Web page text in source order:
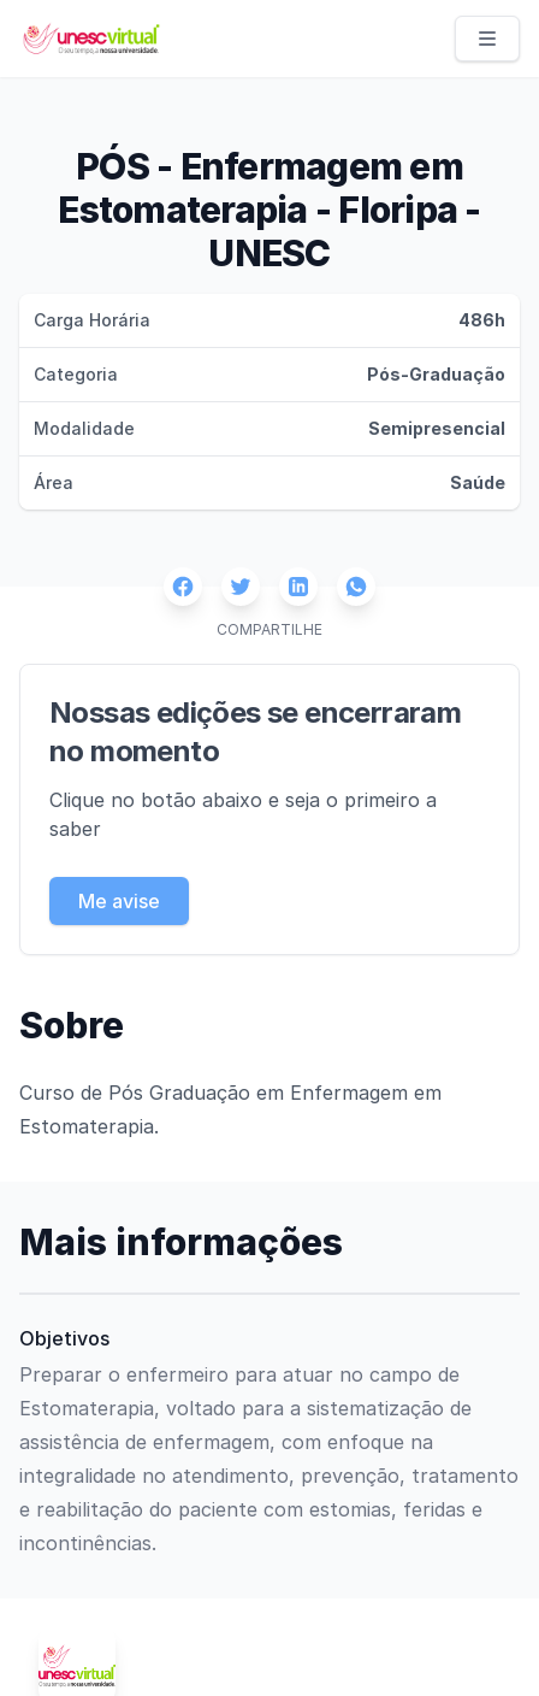
UNESC VIRTUAL
PÓS - Enfermagem em
Estomaterapia - Floripa -
UNESC
Carga Horária 486h
Categoria Pós-Graduação
Modalidade Semipresencial
Área Saúde
FacebookTwitterLinkedinWhatsapp
COMPARTILHE
Nossas edições se encerraram
no momento
Clique no botão abaixo e seja o primeiro a
saber
Me avise
Sobre
Curso de Pós Graduação em Enfermagem em
Estomaterapia.
Mais informações
Objetivos
Preparar o enfermeiro para atuar no campo de
Estomaterapia, voltado para a sistematização de
assistência de enfermagem, com enfoque na
integralidade no atendimento, prevenção, tratamento
e reabilitação do paciente com estomias, feridas e
incontinências.